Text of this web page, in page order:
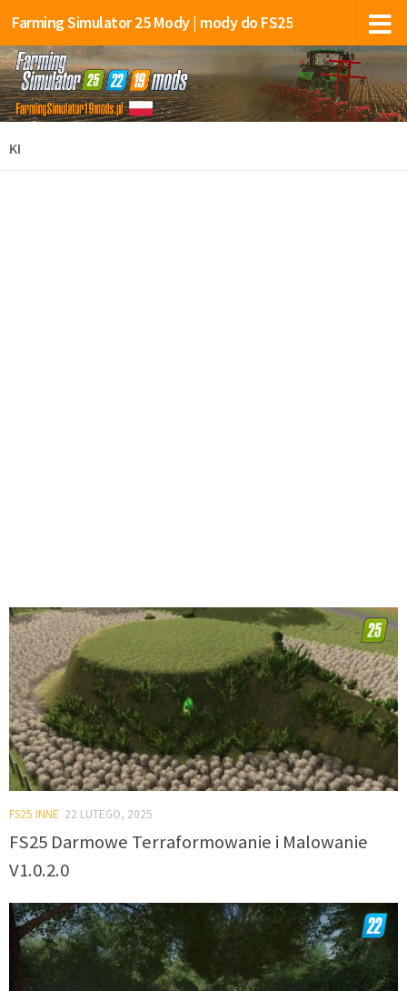
Farming Simulator 25 Mody | mody do FS25
KI
FS25 INNE 22 LUTEGO, 2025
FS25 Darmowe Terraformowanie i Malowanie
V1.0.2.0